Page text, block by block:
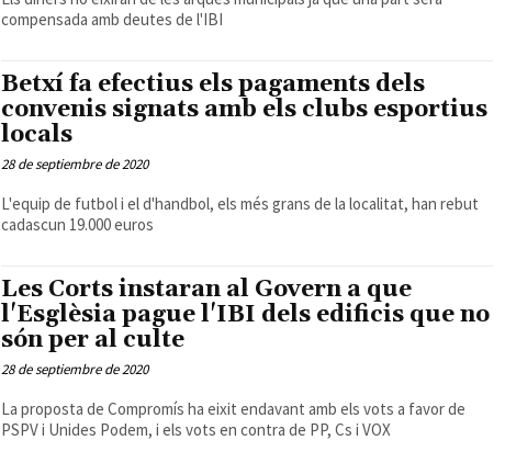
compensada amb deutes de l'IBI
Betxí fa efectius els pagaments dels
convenis signats amb els clubs esportius
locals
28 de septiembre de 2020
L'equip de futbol i el d'handbol, els més grans de la localitat, han rebut
cadascun 19.000 euros
Les Corts instaran al Govern a que
l'Esglèsia pague l'IBI dels edificis que no
són per al culte
28 de septiembre de 2020
La proposta de Compromís ha eixit endavant amb els vots a favor de
PSPV i Unides Podem, i els vots en contra de PP, Cs i VOX